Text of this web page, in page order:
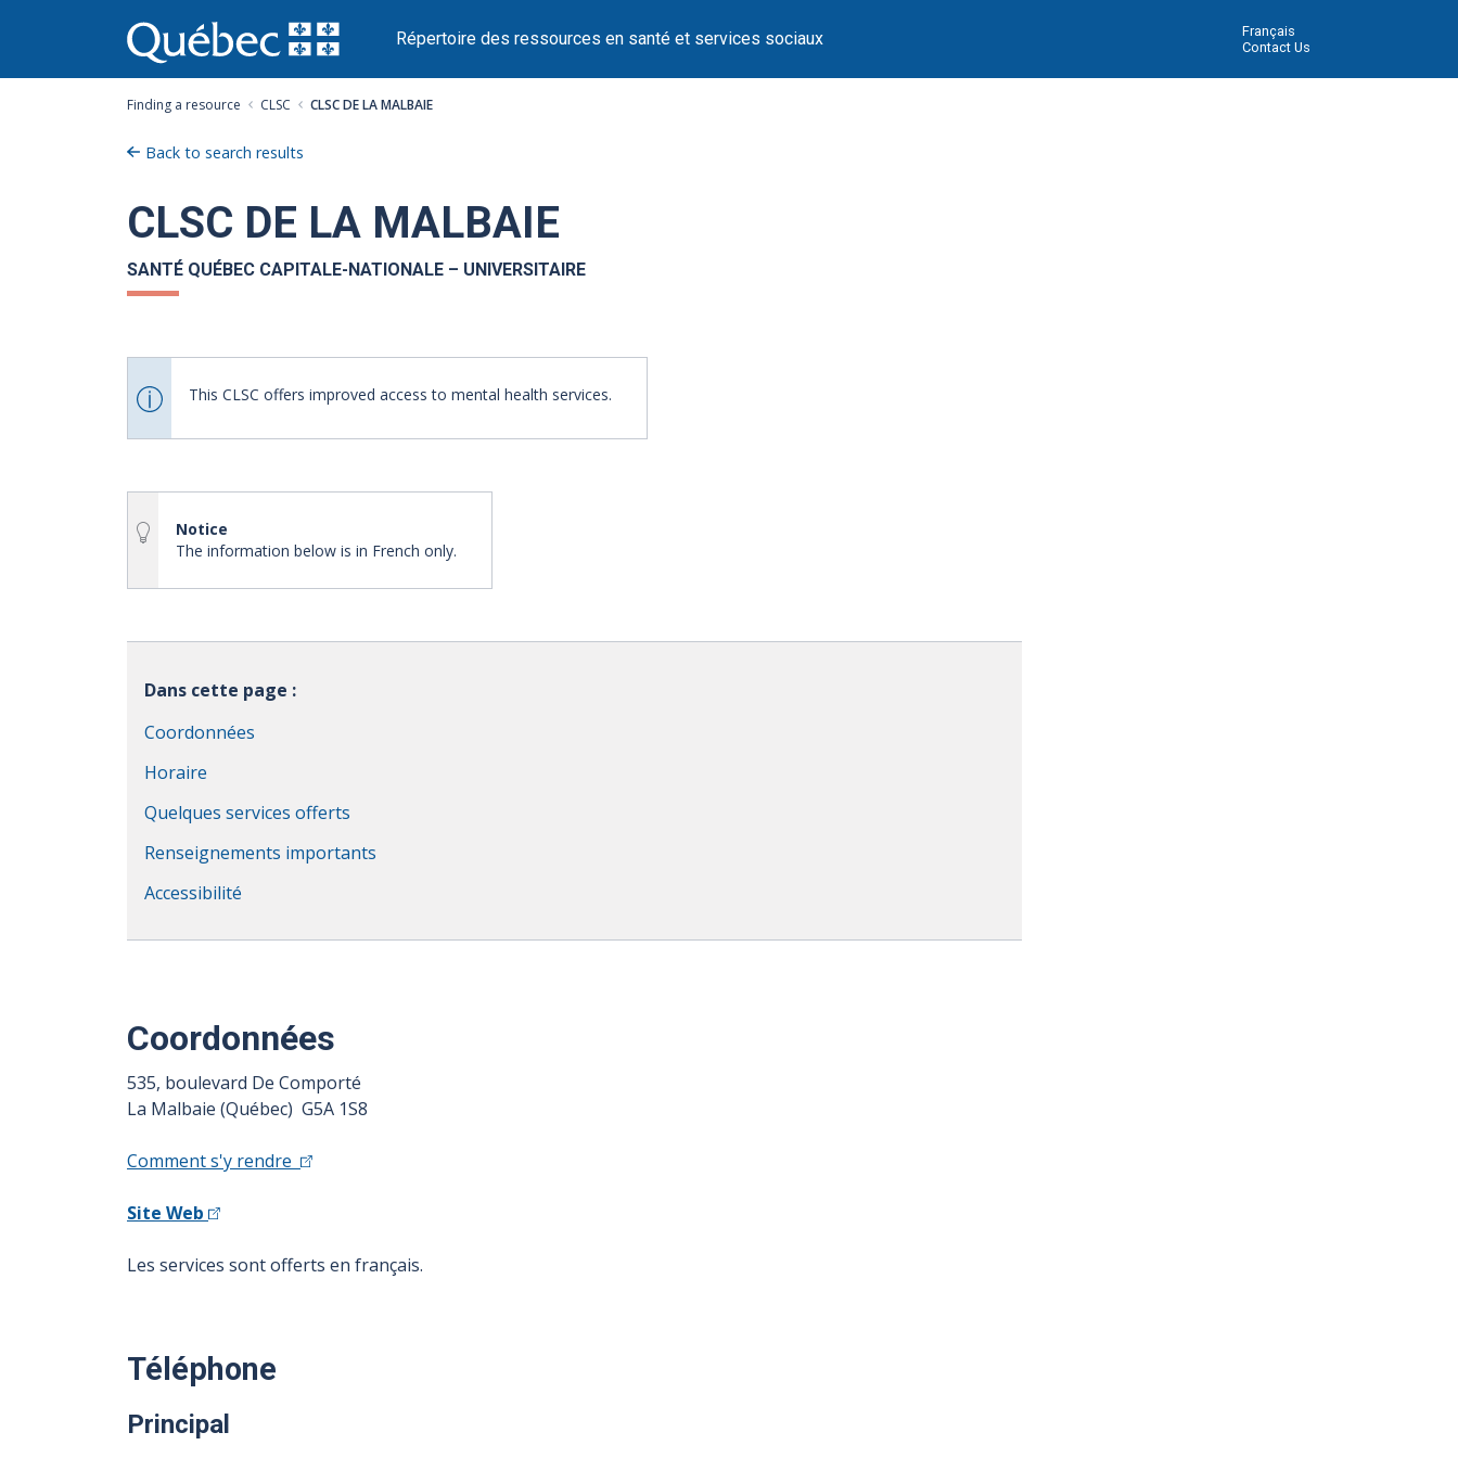
au
contenu
Répertoire des ressources en santé et services sociaux
Français
Contact Us
Finding a resource CLSC CLSC DE LA MALBAIE
Back to search results
CLSC DE LA MALBAIE
SANTÉ QUÉBEC CAPITALE-NATIONALE – UNIVERSITAIRE
This CLSC offers improved access to mental health services.
Notice
The information below is in French only.
Dans cette page :
Coordonnées
Horaire
Quelques services offerts
Renseignements importants
Accessibilité
Coordonnées
535, boulevard De Comporté
La Malbaie (Québec) G5A 1S8
Comment s'y rendre
Site Web
Les services sont offerts en français.
Téléphone
Principal